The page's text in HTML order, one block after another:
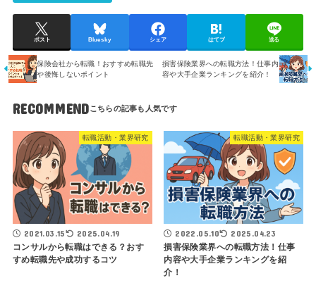
ポスト Bluesky シェア はてブ 送る
保険会社から転職！おすすめ転職先
や後悔しないポイント
損害保険業界への転職方法！仕事内
容や大手企業ランキングを紹介！
RECOMMEND
転職活動・業界研究
2021.03.15 2025.04.19
コンサルから転職はできる？おす
すめ転職先や成功するコツ
転職活動・業界研究
2022.05.10 2025.04.23
損害保険業界への転職方法！仕事
内容や大手企業ランキングを紹
介！